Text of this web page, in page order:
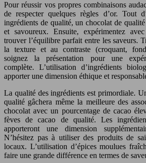
Pour réussir vos propres combinaisons
de respecter quelques règles d’or. Tout
ingrédients de qualité, un chocolat de
et savoureux. Ensuite, expérimentez
trouver l’équilibre parfait entre les saveurs.
la texture et au contraste (croquant,
soignez la présentation pour une
complète. L’utilisation d’ingrédients
apporter une dimension éthique et
La qualité des ingrédients est primordiale.
qualité gâchera même la meilleure des
chocolat avec un pourcentage de cacao
fèves de cacao de qualité. Les
apporteront une dimension
N’hésitez pas à utiliser des produits de
locaux. L’utilisation d’épices moulues
faire une grande différence en termes de